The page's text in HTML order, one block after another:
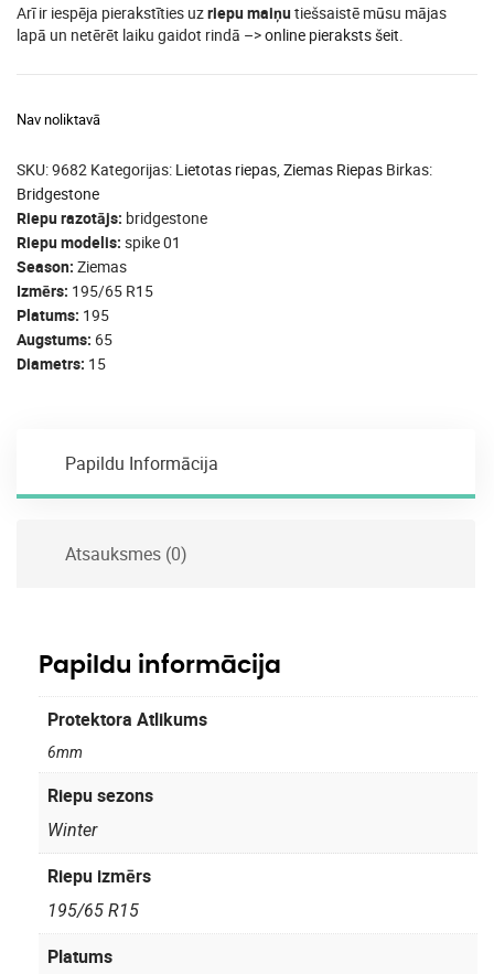
Arī ir iespēja pierakstīties uzriepu maiņutiešsaistē mūsu mājas
lapā un netērēt laiku gaidot rindā –>online pieraksts šeit.
Nav noliktavā
SKU:9682 Kategorijas: Lietotas riepas, Ziemas Riepas Birkas:
Bridgestone
Riepu razotājs bridgestone
Riepu modelis spike 01
Season Ziemas
Izmērs 195/65 R15
Platums 195
Augstums 65
Diametrs 15
Papildu Informācija
Atsauksmes (0)
Papildu informācija
Protektora Atlikums
6mm
Riepu sezons
Winter
Riepu izmērs
195/65 R15
Platums